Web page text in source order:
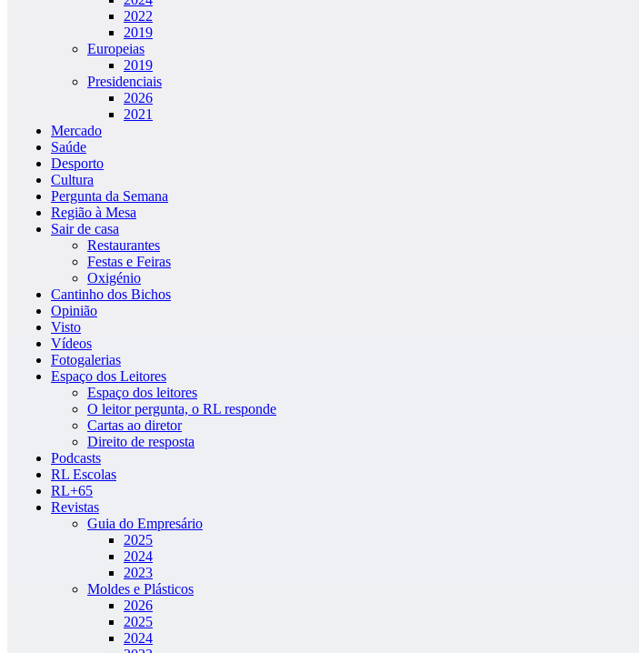
2022
2019
Europeias
2019
Presidenciais
2026
2021
Mercado
Saúde
Desporto
Cultura
Pergunta da Semana
Região à Mesa
Sair de casa
Restaurantes
Festas e Feiras
Oxigénio
Cantinho dos Bichos
Opinião
Visto
Vídeos
Fotogalerias
Espaço dos Leitores
Espaço dos leitores
O leitor pergunta, o RL responde
Cartas ao diretor
Direito de resposta
Podcasts
RL Escolas
RL+65
Revistas
Guia do Empresário
2025
2024
2023
Moldes e Plásticos
2026
2025
2024